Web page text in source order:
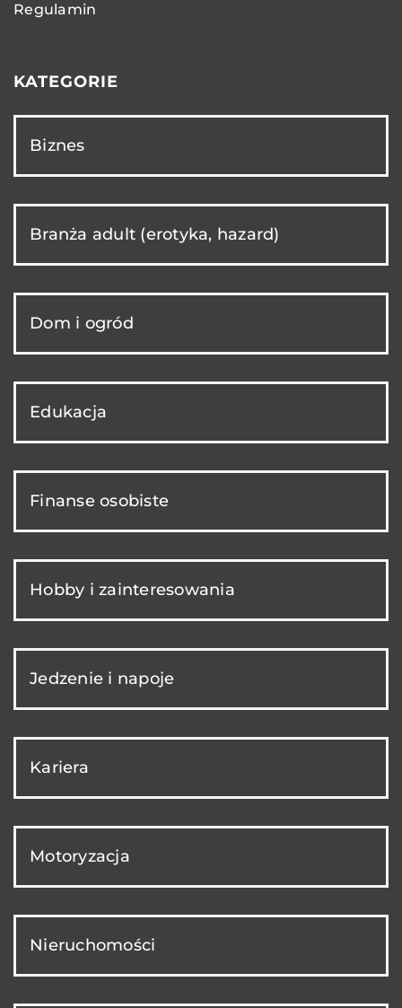
Regulamin
KATEGORIE
Biznes
Branża adult (erotyka, hazard)
Dom i ogród
Edukacja
Finanse osobiste
Hobby i zainteresowania
Jedzenie i napoje
Kariera
Motoryzacja
Nieruchomości